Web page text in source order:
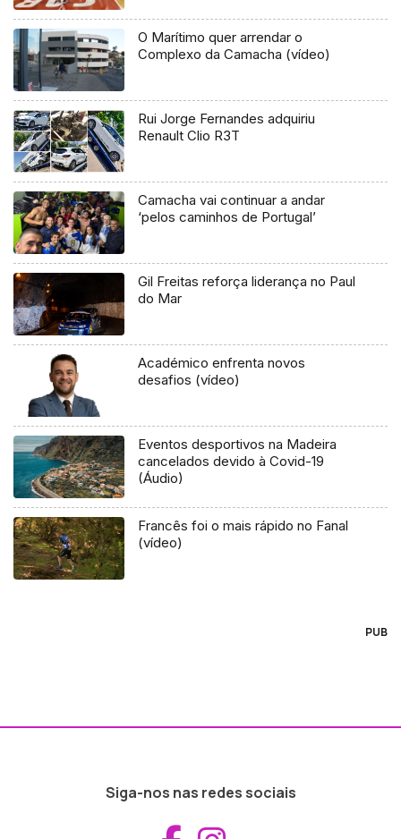
O Marítimo quer arrendar o
Complexo da Camacha (vídeo)
Rui Jorge Fernandes adquiriu
Renault Clio R3T
Camacha vai continuar a andar
‘pelos caminhos de Portugal’
Gil Freitas reforça liderança no Paul
do Mar
Académico enfrenta novos
desafios (vídeo)
Eventos desportivos na Madeira
cancelados devido à Covid-19
(Áudio)
Francês foi o mais rápido no Fanal
(vídeo)
PUB
Siga-nos nas redes sociais